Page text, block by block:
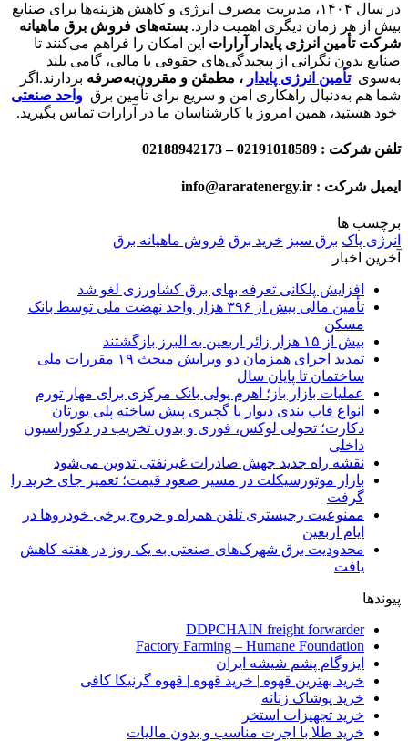
در سال ۱۴۰۴، مدیریت مصرف انرژی و کاهش هزینه‌ها برای صنایع
بیش از هر زمان دیگری اهمیت دارد. بسته‌های فروش برق ماهیانه
شرکت تأمین انرژی پایدار آرارات این امکان را فراهم می‌کنند تا
صنایع بدون نگرانی از پیچیدگی‌های حقوقی یا مالی، گامی بلند
به‌سوی تأمین انرژی پایدار ، مطمئن و مقرون‌به‌صرفه بردارند.اگر
شما هم به‌دنبال راهکاری امن و سریع برای تأمین برق واحد صنعتی
خود هستید، همین امروز با کارشناسان ما در آرارات تماس بگیرید.
تلفن شرکت : 02191018589 – 02188942173
ایمیل شرکت : info@araratenergy.ir
برچسب ها
انرژی پاک برق سبز خرید برق فروش ماهیانه برق
آخرین اخبار
افزایش پلکانی تعرفه بهای برق کشاورزی لغو شد
تأمین مالی بیش از ۳۹۶ هزار واحد نهضت ملی توسط بانک
مسکن
بیش از ۱۵ هزار زائر اربعین به البرز بازگشتند
تمدید اجرای همزمان دو ویرایش مبحث ۱۹ مقررات ملی
ساختمان تا پایان سال
عملیات بازار باز؛ اهرم پولی بانک مرکزی برای مهار تورم
انواع قاب بندی دیوار با گچبری پیش ساخته پلی یورتان
دکارت؛ تحولی لوکس، فوری و بدون تخریب در دکوراسیون
داخلی
نقشه راه جدید جهش صادرات غیرنفتی تدوین می‌شود
بازار موتورسیکلت در مسیر صعود قیمت؛ تعمیر جای خرید را
گرفت
ممنوعیت رجیستری تلفن همراه و خروج برخی خودروها در
ایام اربعین
محدودیت برق شهرک‌های صنعتی به یک روز در هفته کاهش
یافت
پیوندها
DDPCHAIN freight forwarder
Factory Farming – Humane Foundation
ایزوگام پشم شیشه ایران
خرید بهترین قهوه | خرید قهوه | قهوه گرنیکا کافی
خرید پوشاک زنانه
خرید تجهیزات استخر
خرید طلا با اجرت مناسب و بدون مالیات